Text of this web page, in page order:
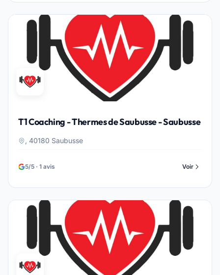
T1 Coaching - Thermes de Saubusse - Saubusse
, 40180 Saubusse
5/5 · 1 avis Voir